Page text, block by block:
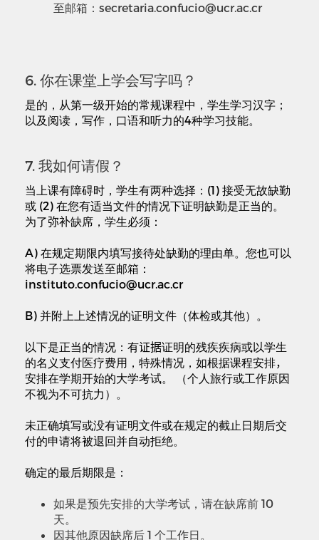
至邮箱：secretaria.confucio@ucr.ac.cr
6. 你在课堂上学会写字吗？
是的，从第一级开始的常规课程中，学生学习汉字；
以及阅读，写作，口语和听力的4种学习技能。
7. 我如何请假？
当上课有障碍时，学生有两种选择：(1) 接受无故缺勤
或 (2) 在您有适当文件的情况下证明缺勤是正当的。
为了弥补缺席，学生必须：
A) 在规定期限内填写接待处缺勤的理由单。您也可以
将电子选票发送至邮箱：
instituto.confucio@ucr.ac.cr
B) 并附上上述情况的证明文件（体检或其他）。
以下是正当的情况：有证据证明的残疾疾病或以学生
的名义支付医疗费用，特殊情况，如根据课程安排，
安排在学期开始的大学考试。 （个人旅行或工作原因
不视为不可抗力）。
未正确填写或没有证明文件或在规定的截止日期后交
付的申请将被退回并自动拒绝。
确定的最后期限是：
如果是预先安排的大学考试，请在缺席前 10
天。
因其他原因缺席后 1 个工作日。